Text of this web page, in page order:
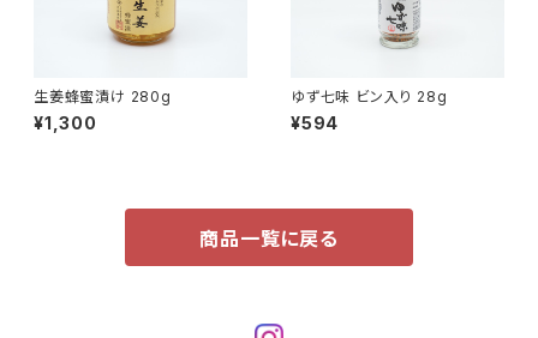
生姜蜂蜜漬け 280g
¥1,300
ゆず七味 ビン入り 28g
¥594
商品一覧に戻る